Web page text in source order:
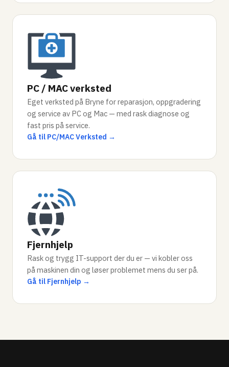
PC / MAC verksted
Eget verksted på Bryne for reparasjon, oppgradering
og service av PC og Mac — med rask diagnose og
fast pris på service.
Gå til PC/MAC Verksted →
Fjernhjelp
Rask og trygg IT-support der du er — vi kobler oss
på maskinen din og løser problemet mens du ser på.
Gå til Fjernhjelp →